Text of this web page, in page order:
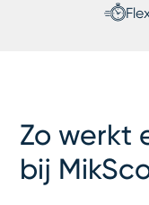
Zo werkt
bij